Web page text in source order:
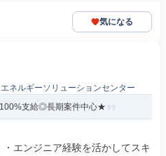
気になる
ネルギーソリューションセンター
100%支給◎長期案件中心★
エンジニア経験を活かしてスキ